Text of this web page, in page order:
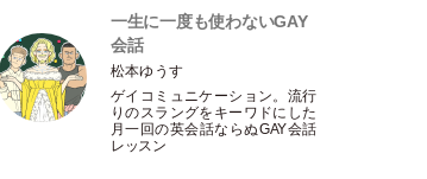
一生に一度も使わないGAY
会話
松本ゆうす
ゲイコミュニケーション。流行
りのスラングをキーワドにした
月一回の英会話ならぬGAY会話
レッスン